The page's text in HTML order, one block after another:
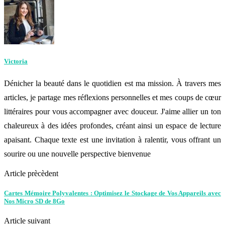
Victoria
Dénicher la beauté dans le quotidien est ma mission. À travers mes
articles, je partage mes réflexions personnelles et mes coups de cœur
littéraires pour vous accompagner avec douceur. J'aime allier un ton
chaleureux à des idées profondes, créant ainsi un espace de lecture
apaisant. Chaque texte est une invitation à ralentir, vous offrant un
sourire ou une nouvelle perspective bienvenue
Article prècèdent
Cartes Mémoire Polyvalentes : Optimisez le Stockage de Vos Appareils avec
Nos Micro SD de 8Go
Article suivant